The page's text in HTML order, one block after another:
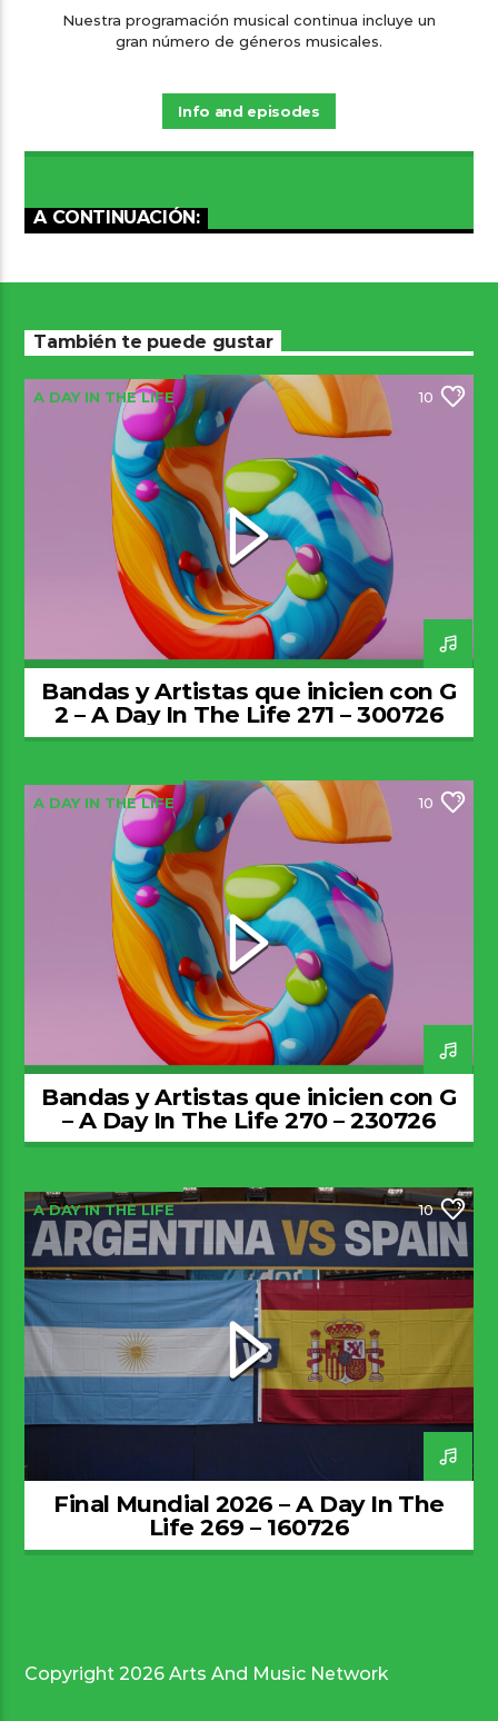
Nuestra programación musical continua incluye un
gran número de géneros musicales.
Info and episodes
A CONTINUACIÓN:
También te puede gustar
A DAY IN THE LIFE 10
Bandas y Artistas que inicien con G
2 – A Day In The Life 271 – 300726
A DAY IN THE LIFE 10
Bandas y Artistas que inicien con G
– A Day In The Life 270 – 230726
A DAY IN THE LIFE 10
Final Mundial 2026 – A Day In The
Life 269 – 160726
Copyright 2026 Arts And Music Network